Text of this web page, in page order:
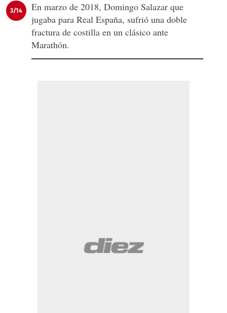
3/14
En marzo de 2018, Domingo Salazar que
jugaba para Real España, sufrió una doble
fractura de costilla en un clásico ante
Marathón.